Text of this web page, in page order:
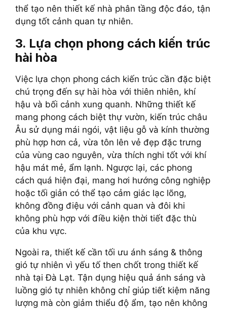
thể tạo nên thiết kế nhà phân tầng độc đáo, tận
dụng tốt cảnh quan tự nhiên.
3. Lựa chọn phong cách kiến trúc
hài hòa
Việc lựa chọn phong cách kiến trúc cần đặc biệt
chú trọng đến sự hài hòa với thiên nhiên, khí
hậu và bối cảnh xung quanh. Những thiết kế
mang phong cách biệt thự vườn, kiến trúc châu
Âu sử dụng mái ngói, vật liệu gỗ và kính thường
phù hợp hơn cả, vừa tôn lên vẻ đẹp đặc trưng
của vùng cao nguyên, vừa thích nghi tốt với khí
hậu mát mẻ, ẩm lạnh. Ngược lại, các phong
cách quá hiện đại, mang hơi hướng công nghiệp
hoặc tối giản có thể tạo cảm giác lạc lõng,
không đồng điệu với cảnh quan và đôi khi
không phù hợp với điều kiện thời tiết đặc thù
của khu vực.
Ngoài ra, thiết kế cần tối ưu ánh sáng & thông
gió tự nhiên vì yếu tố then chốt trong thiết kế
nhà tại Đà Lạt. Tận dụng hiệu quả ánh sáng và
luồng gió tự nhiên không chỉ giúp tiết kiệm năng
lượng mà còn giảm thiểu độ ẩm, tạo nên không